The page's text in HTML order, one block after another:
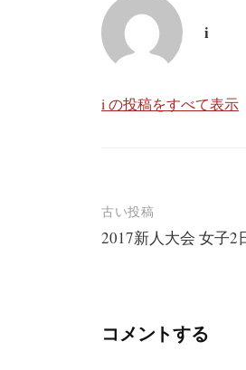
i
i の投稿をすべて表示
投
稿
ゲ
古い投稿
2017新人大会 女子2
コメントする